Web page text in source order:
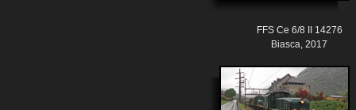
FFS Ce 6/8 II 14276
Biasca, 2017